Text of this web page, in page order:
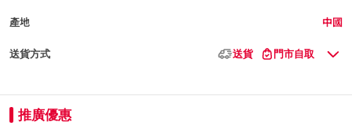
產地 中國
送貨方式 送貨 門市自取
推廣優惠